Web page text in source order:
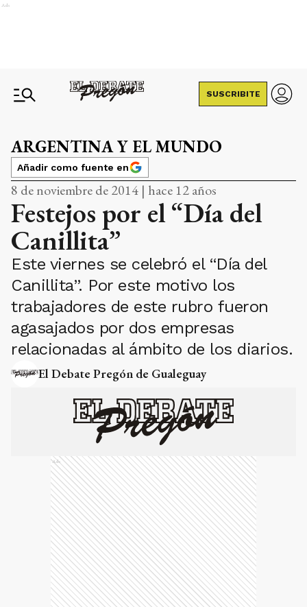
Ads
SUSCRIBITE
ARGENTINA Y EL MUNDO
Añadir como fuente en
8 de noviembre de 2014 | hace 12 años
Festejos por el “Día del
Canillita”
Este viernes se celebró el “Día del
Canillita”. Por este motivo los
trabajadores de este rubro fueron
agasajados por dos empresas
relacionadas al ámbito de los diarios.
El Debate Pregón de Gualeguay
Ads